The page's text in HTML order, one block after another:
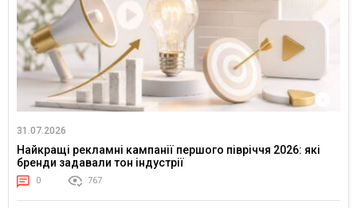
31.07.2026
Найкращі рекламні кампанії першого півріччя 2026: які
бренди задавали тон індустрії
0 767